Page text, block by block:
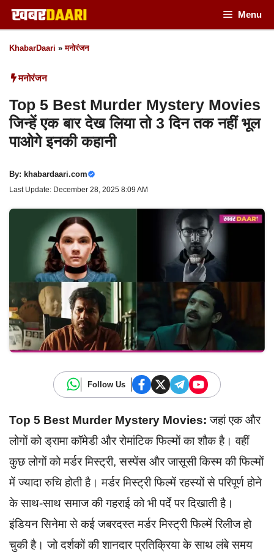
Skip
to
content
Menu
KhabarDaari »मनोरंजन
मनोरंजन
Top 5 Best Murder Mystery Movies
जिन्हें एक बार देख लिया तो 3 दिन तक नहीं भूल
पाओगे इनकी कहानी
By: khabardaari.com
Last Update: December 28, 2025 8:09 AM
Follow Us
Top 5 Best Murder Mystery Movies: जहां एक और
लोगों को ड्रामा कॉमेडी और रोमांटिक फिल्मों का शौक है। वहीं
कुछ लोगों को मर्डर मिस्ट्री, सस्पेंस और जासूसी किस्म की फिल्मों
में ज्यादा रुचि होती है। मर्डर मिस्ट्री फिल्में रहस्यों से परिपूर्ण होने
के साथ-साथ समाज की गहराई को भी पर्दे पर दिखाती है।
इंडियन सिनेमा से कई जबरदस्त मर्डर मिस्ट्री फिल्में रिलीज हो
चुकी है। जो दर्शकों की शानदार प्रतिक्रिया के साथ लंबे समय